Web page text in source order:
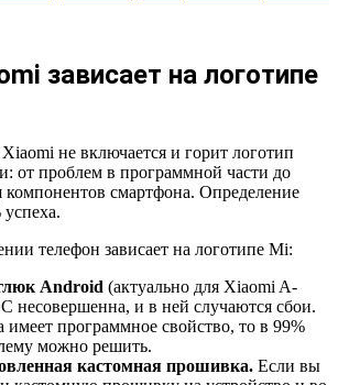
зависает на логотипе
не включается и горит логотип
от проблем в программной части до
смартфона. Определение
телефон зависает на логотипе Mi:
Android (актуально для Xiaomi A-
несовершенна, и в ней случаются сбои.
программное свойство, то в 99%
можно решить.
кастомная прошивка. Если вы